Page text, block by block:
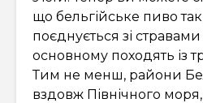
що бельгійське пиво
поєднується зі стравами
основному походять із
Тим не менш, райони
вздовж Північного